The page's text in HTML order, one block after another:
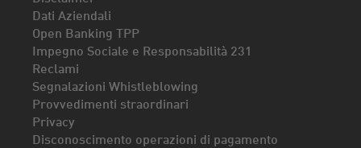
Dati Aziendali
Open Banking TPP
Impegno Sociale e Responsabilità 231
Reclami
Segnalazioni Whistleblowing
Provvedimenti straordinari
Privacy
Disconoscimento operazioni di pagamento